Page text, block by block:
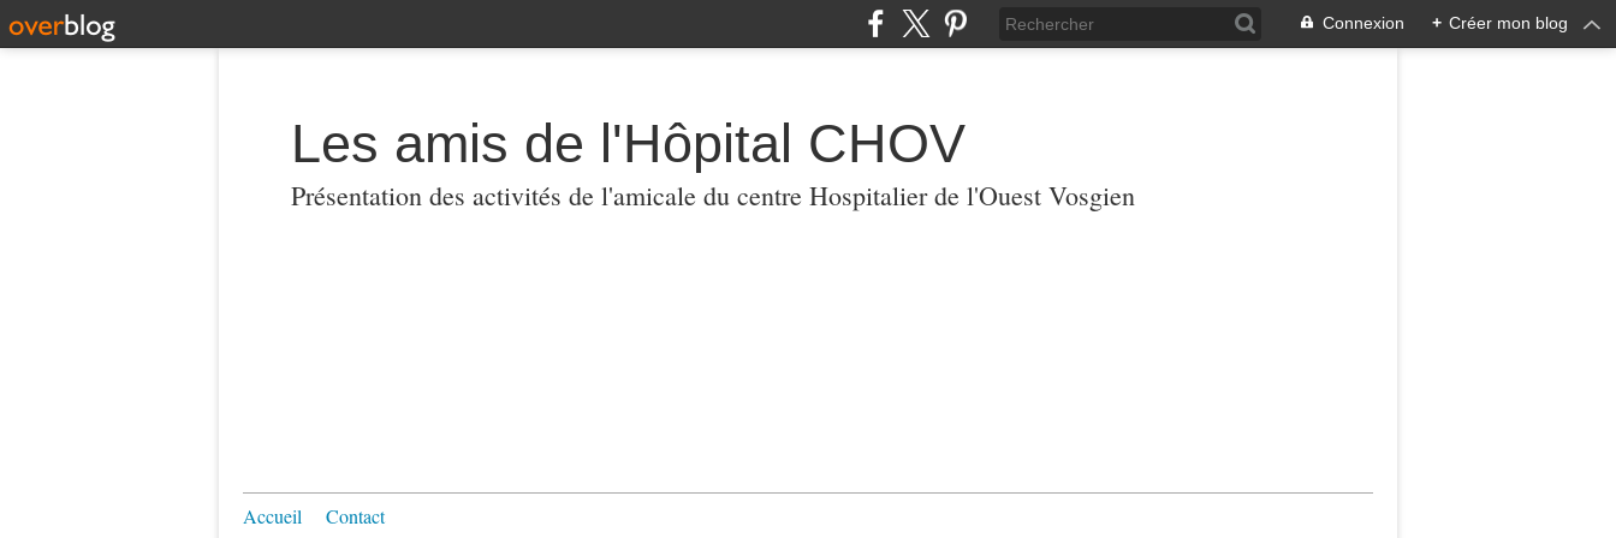
Connexion + Créer mon blog
Les amis de l'Hôpital CHOV
Présentation des activités de l'amicale du centre Hospitalier de l'Ouest Vosgien
Accueil Contact